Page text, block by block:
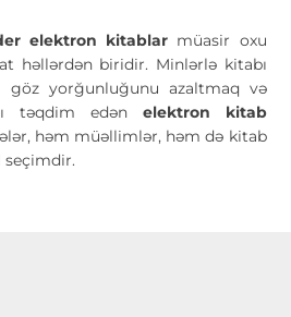
elektron kitablar müasir oxu
həllərdən biridir. Minlərlə kitabı
göz yorğunluğunu azaltmaq və
təqdim edən elektron kitab
həm müəllimlər, həm də kitab
seçimdir.